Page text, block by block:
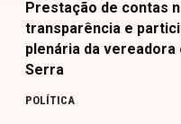
Prestação de contas
transparência e
plenária da vereadora
Serra
POLÍTICA